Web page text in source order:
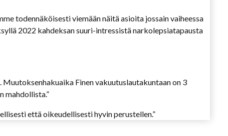
todennäköisesti viemään näitä asioita jossain vaiheessa
2022 kahdeksan suuri-intressistä narkolepsiatapausta
Finen vakuutuslautakuntaan on 3
mahdollista.”
että oikeudellisesti hyvin perustellen.”